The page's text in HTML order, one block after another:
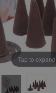
Tap to expand